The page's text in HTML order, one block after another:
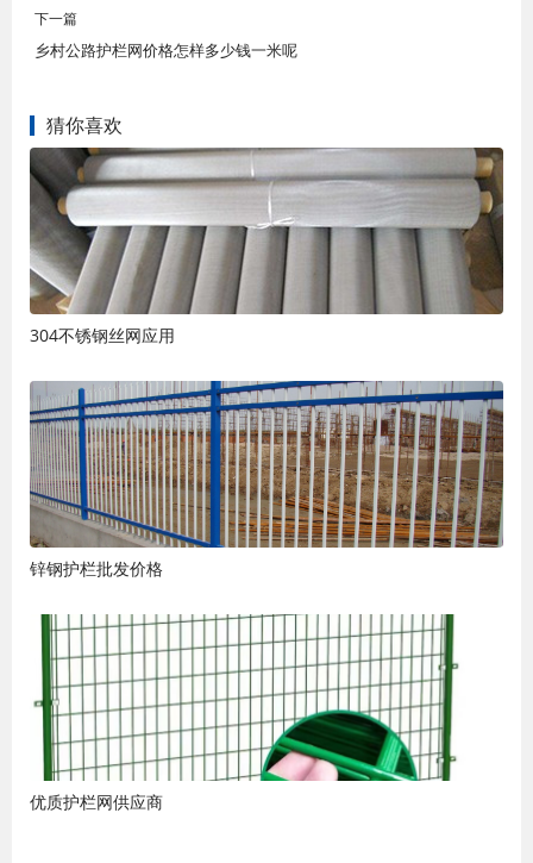
下一篇
乡村公路护栏网价格怎样多少钱一米呢
猜你喜欢
304不锈钢丝网应用
锌钢护栏批发价格
优质护栏网供应商